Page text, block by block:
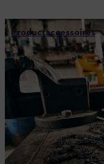
Productaccessoires